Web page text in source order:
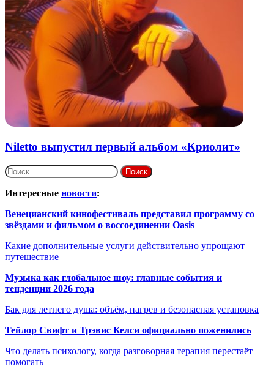
Niletto выпустил первый альбом «Криолит»
Найти:
Интересные новости:
Венецианский кинофестиваль представил программу со
звёздами и фильмом о воссоединении Oasis
Какие дополнительные услуги действительно упрощают
путешествие
Музыка как глобальное шоу: главные события и
тенденции 2026 года
Бак для летнего душа: объём, нагрев и безопасная установка
Тейлор Свифт и Трэвис Келси официально поженились
Что делать психологу, когда разговорная терапия перестаёт
помогать